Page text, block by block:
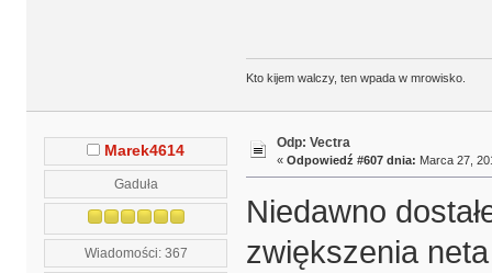
Kto kijem walczy, ten wpada w mrowisko.
Marek4614
Gaduła
Wiadomości: 367
Odp: Vectra
« Odpowiedź #607 dnia: Marca 27,
Niedawno
zwiększenia